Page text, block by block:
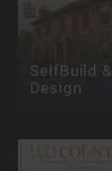
SelfBuild &
Design